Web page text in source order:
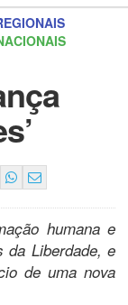
humana e
da Liberdade, e
de uma nova